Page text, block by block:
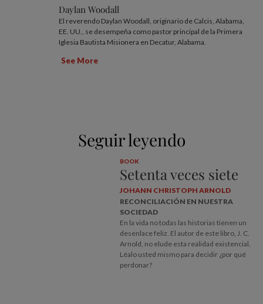
Daylan Woodall
El reverendo Daylan Woodall, originario de Calcis, Alabama,
EE. UU., se desempeña como pastor principal de la Primera
Iglesia Bautista Misionera en Decatur, Alabama.
See More
Seguir leyendo
BOOK
Setenta veces siete
JOHANN CHRISTOPH ARNOLD
RECONCILIACIÓN EN NUESTRA
SOCIEDAD
En la vida no todas las historias tienen un
desenlace feliz. El autor de este libro, J. C.
Arnold, no elude esta realidad existencial.
Léalo usted mismo para decidir ¿por qué
perdonar?